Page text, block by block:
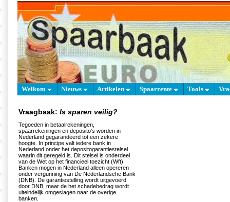
Welkom Nieuws Artikelen Spaarrente Tools
Vraagbaak: Is sparen veilig?
Tegoeden in betaalrekeningen,
spaarrekeningen en deposito's worden in
Nederland gegarandeerd tot een zekere
hoogte. In principe valt iedere bank in
Nederland onder het depositogarantiestelsel
waarin dit geregeld is. Dit stelsel is onderdeel
van de Wet op het financieel toezicht (Wft).
Banken mogen in Nederland alleen opereren
onder vergunning van De Nederlandsche Bank
(DNB). De garantiestelling wordt uitgevoerd
door DNB, maar de het schadebedrag wordt
uiteindelijk omgeslagen naar de overige
banken.